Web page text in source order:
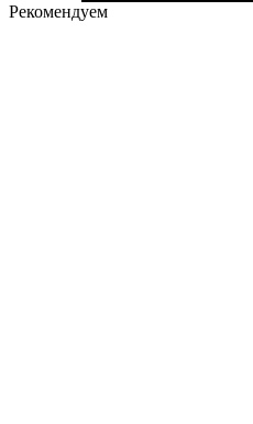
Рекомендуем